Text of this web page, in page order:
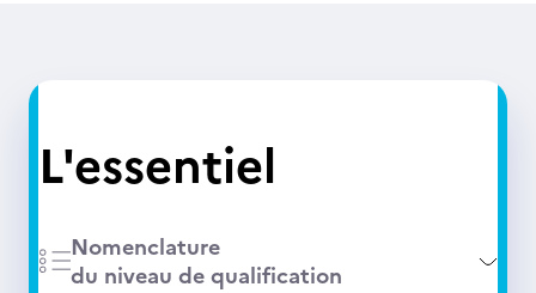
L'essentiel
Nomenclature
du niveau de qualification